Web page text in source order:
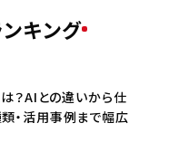
キング
？AIとの違いから仕
・活用事例まで幅広